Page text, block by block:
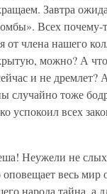
Завтра
Всех почему-
от члена нашего
можно? А
и не дремлет?
случайно тоже
успокоил всех
Неужели не
весь мир
народа тайна, а